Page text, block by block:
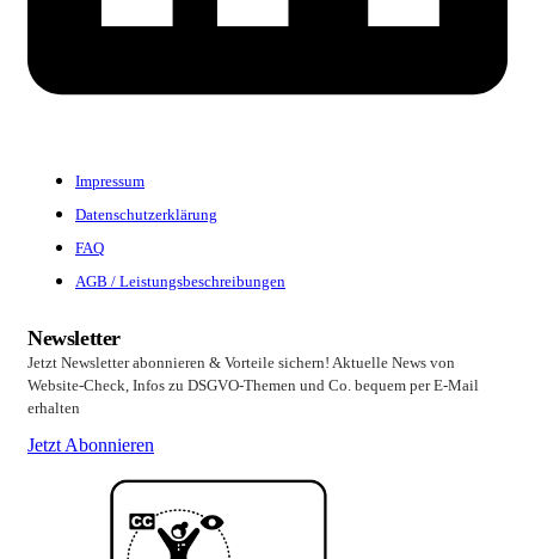
Impressum
Datenschutzerklärung
FAQ
AGB / Leistungsbeschreibungen
Newsletter
Jetzt Newsletter abonnieren & Vorteile sichern! Aktuelle News von
Website-Check, Infos zu DSGVO-Themen und Co. bequem per E-Mail
erhalten
Jetzt Abonnieren